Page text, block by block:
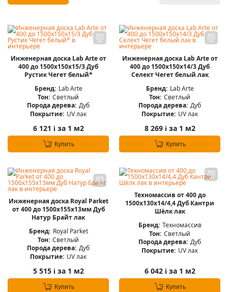
Инженерная доска Lab Arte от
400 до 1500х150х15/3 Дуб
Рустик Чегет белый*
Бренд: Lab Arte
Тон: Светлый
Порода дерева: Дуб
Покрытие: UV лак
6 121 iза 1 м2
Купить
Инженерная доска Lab Arte от
400 до 1500х150х14/3 Дуб
Селект Чегет белый лак
Бренд: Lab Arte
Тон: Светлый
Порода дерева: Дуб
Покрытие: UV лак
8 269 iза 1 м2
Купить
Инженерная доска Royal Parket
от 400 до 1500х155х13мм Дуб
Натур Брайт лак
Бренд: Royal Parket
Тон: Светлый
Порода дерева: Дуб
Покрытие: UV лак
5 515 iза 1 м2
Купить
Техномассив от 400 до
1500х130х14/4,4 Дуб Кантри
Шёлк лак
Бренд: Техномассив
Тон: Светлый
Порода дерева: Дуб
Покрытие: UV лак
6 042 iза 1 м2
Купить